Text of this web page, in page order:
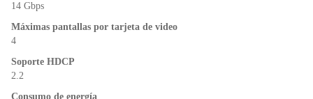
14 Gbps
Máximas pantallas por tarjeta de video
4
Soporte HDCP
2.2
Consumo de energía